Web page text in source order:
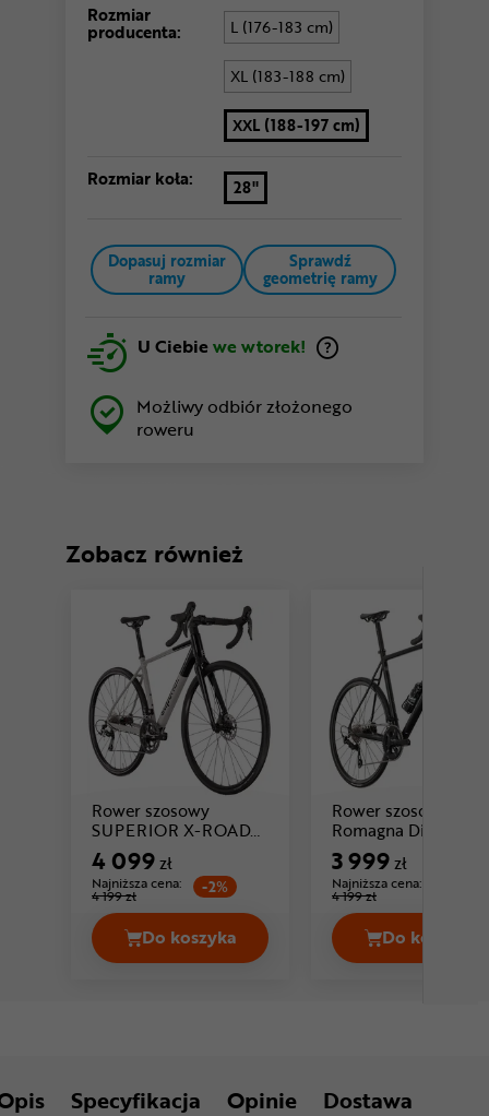
Rozmiar
producenta: L (176-183 cm)
XL (183-188 cm)
XXL (188-197 cm)
Rozmiar koła: 28"
Dopasuj rozmiar
ramy
Sprawdź
geometrię ramy
U Ciebiewe wtorek!
Możliwy odbiór złożonego
roweru
Zobacz również
Rower szosowy
SUPERIOR X-ROAD
6.3 GFCena: 4 099 zł
4 099zł
Najniższa cena:
4 199 zł -2%
Do koszyka
Rower szosowy SUPERIOR X-ROAD
Rower szosowy
Romagna Disc SLE
3 999zł
Najniższa cena:
4 199 zł
Do koszyka
Rower
Specyfikacja Opinie Dostawa